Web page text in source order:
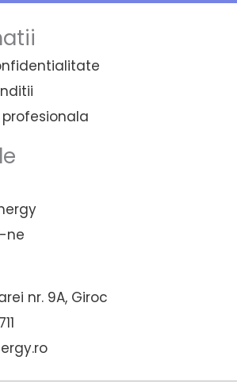
ne
nr. 9A, Giroc